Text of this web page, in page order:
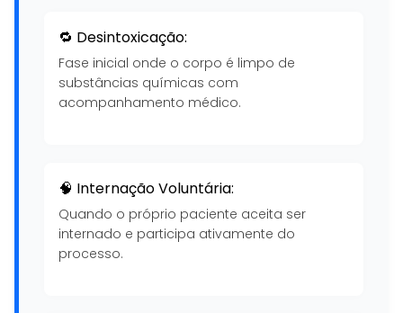
🔁 Desintoxicação:
Fase inicial onde o corpo é limpo de
substâncias químicas com
acompanhamento médico.
🧠 Internação Voluntária:
Quando o próprio paciente aceita ser
internado e participa ativamente do
processo.